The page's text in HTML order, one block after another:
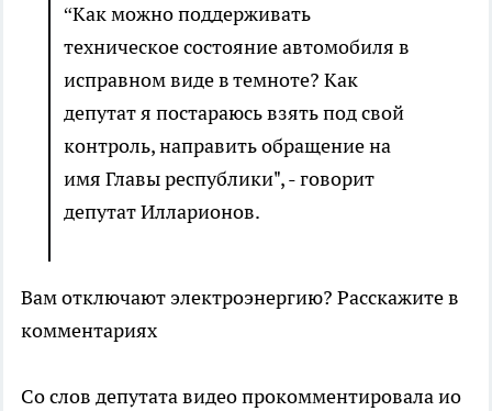
“Как можно поддерживать
техническое состояние автомобиля в
исправном виде в темноте? Как
депутат я постараюсь взять под свой
контроль, направить обращение на
имя Главы республики", - говорит
депутат Илларионов.
Вам отключают электроэнергию? Расскажите в
комментариях
Со слов депутата видео прокомментировала ио